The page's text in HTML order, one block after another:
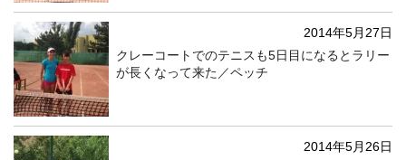
2014年5月27日
クレーコートでのテニスも5日目になるとラリー
が長くなって来た／ペッチ
2014年5月26日